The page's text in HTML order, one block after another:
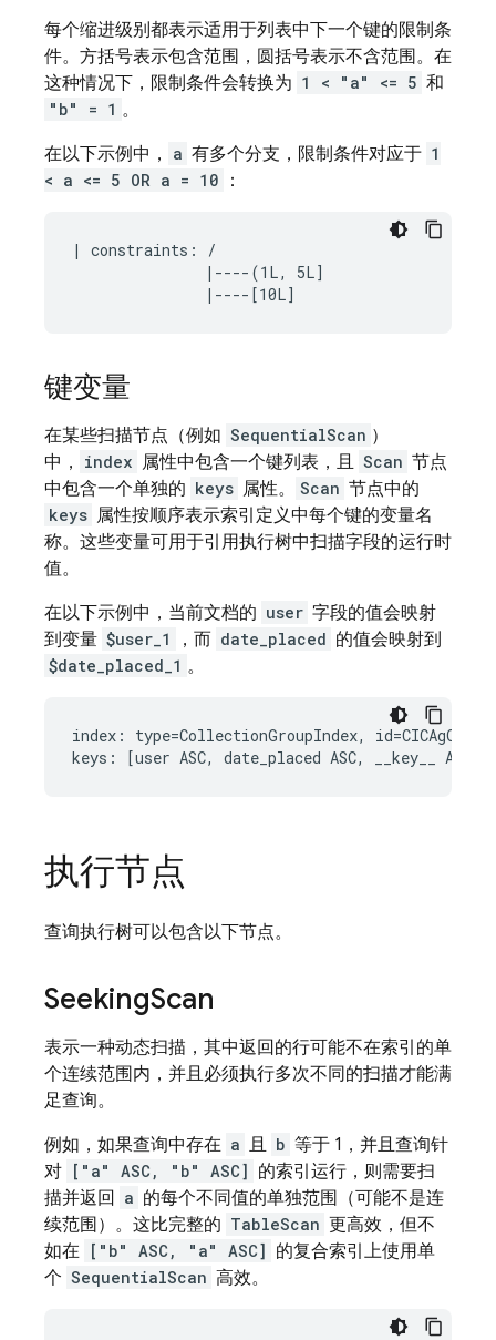
每个缩进级别都表示适用于列表中下一个键的限制条
件。方括号表示包含范围，圆括号表示不含范围。在
这种情况下，限制条件会转换为 1 < "a" <= 5 和
"b" = 1 。
在以下示例中，
a 有多个分支，限制条件对应于 1
< a <= 5 OR a = 10
：
| constraints: /
               |----(1L, 5L]
键变量
在某些扫描节点（例如 SequentialScan ）
中，
index 属性中包含一个键列表，且 Scan 节点
中包含一个单独的 keys 属性。 Scan 节点中的
keys 属性按顺序表示索引定义中每个键的变量名
称。这些变量可用于引用执行树中扫描字段的运行时
值。
在以下示例中，当前文档的 user 字段的值会映射
到变量 $user_1 ，而 date_placed 的值会映射到
$date_placed_1 。
index: type=CollectionGroupIndex,
执行节点
查询执行树可以包含以下节点。
SeekingScan
表示一种动态扫描，其中返回的行可能不在索引的单
个连续范围内，并且必须执行多次不同的扫描才能满
足查询。
例如，如果查询中存在 a 且 b 等于 1，并且查询针
对 ["a" ASC, "b" ASC] 的索引运行，则需要扫
描并返回
a 的每个不同值的单独范围（可能不是连
续范围）。这比完整的 TableScan 更高效，但不
如在 ["b" ASC, "a" ASC] 的复合索引上使用单
个 SequentialScan 高效。